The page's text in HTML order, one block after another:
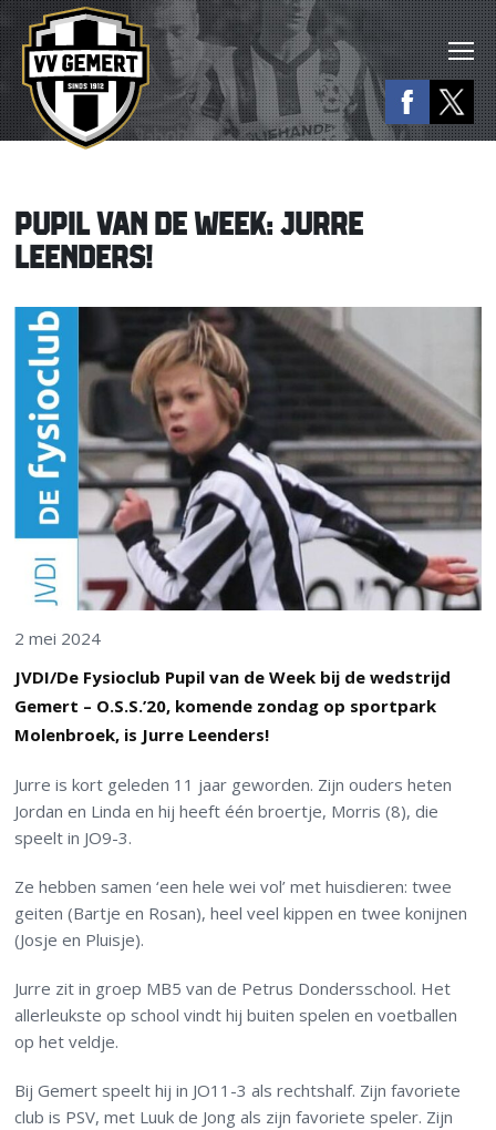
PUPIL VAN DE WEEK: JURRE
LEENDERS!
2 mei 2024
JVDI/De Fysioclub Pupil van de Week bij de wedstrijd
Gemert – O.S.S.’20, komende zondag op sportpark
Molenbroek, is Jurre Leenders!
Jurre is kort geleden 11 jaar geworden. Zijn ouders heten
Jordan en Linda en hij heeft één broertje, Morris (8), die
speelt in JO9-3.
Ze hebben samen ‘een hele wei vol’ met huisdieren: twee
geiten (Bartje en Rosan), heel veel kippen en twee konijnen
(Josje en Pluisje).
Jurre zit in groep MB5 van de Petrus Dondersschool. Het
allerleukste op school vindt hij buiten spelen en voetballen
op het veldje.
Bij Gemert speelt hij in JO11-3 als rechtshalf. Zijn favoriete
club is PSV, met Luuk de Jong als zijn favoriete speler. Zijn